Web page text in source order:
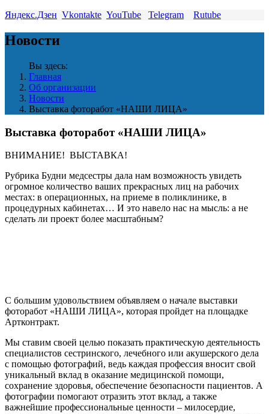
Яндекс.Дзен Vkontakte YouTube Telegram Rutube
Новости
Вы здесь:
Главная
Об организации
Новости
Выставка фоторабот «НАШИ ЛИЦА»
Выставка фоторабот «НАШИ ЛИЦА»
ВНИМАНИЕ! ВЫСТАВКА!
Рубрика Будни медсестры дала нам возможность увидеть
огромное количество ваших прекрасных лиц на рабочих
местах: в операционных, на приеме в поликлинике, в
процедурных кабинетах… И это навело нас на мысль: а не
сделать ли проект более масштабным?
С большим удовольствием объявляем о начале выставки
фоторабот «НАШИ ЛИЦА», которая пройдет на площадке
Артконтракт.
Мы ставим своей целью показать практическую деятельность
специалистов сестринского, лечебного или акушерского дела
с помощью фотографий, ведь каждая профессия вносит свой
уникальный вклад в оказание медицинской помощи,
сохранение здоровья, обеспечение безопасности пациентов. А
фотографии помогают отразить этот вклад, а также
важнейшие профессиональные ценности – милосердие,